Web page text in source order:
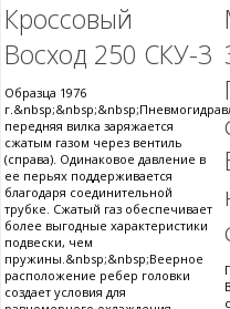
Кроссовый
Восход 250 СКУ-3
Образца 1976
передняя вилка заряжается
сжатым газом через вентиль
(справа). Одинаковое давление в
ее перьях поддерживается
благодаря соединительной
трубке. Сжатый газ обеспечивает
более выгодные характеристики
подвески, чем
пружины.&nbsp;&nbsp;Веерное
расположение ребер головки
создает условия для